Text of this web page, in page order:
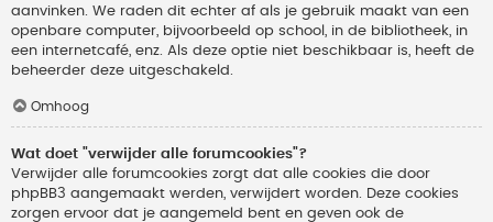
aanvinken. We raden dit echter af als je gebruik maakt van een
openbare computer, bijvoorbeeld op school, in de bibliotheek, in
een internetcafé, enz. Als deze optie niet beschikbaar is, heeft de
beheerder deze uitgeschakeld.
Omhoog
Wat doet "verwijder alle forumcookies"?
Verwijder alle forumcookies zorgt dat alle cookies die door
phpBB3 aangemaakt werden, verwijdert worden. Deze cookies
zorgen ervoor dat je aangemeld bent en geven ook de